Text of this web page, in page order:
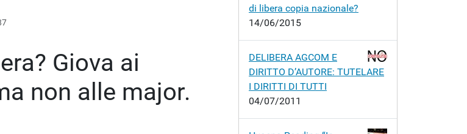
Giova ai
non alle major.
di libera copia nazionale?
14/06/2015
DELIBERA AGCOM E
DIRITTO D’AUTORE: TUTELARE
I DIRITTI DI TUTTI
04/07/2011